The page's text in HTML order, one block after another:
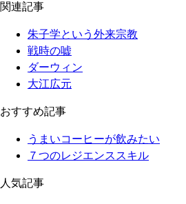
関連記事
朱子学という外来宗教
戦時の嘘
ダーウィン
大江広元
おすすめ記事
うまいコーヒーが飲みたい
７つのレジエンススキル
人気記事